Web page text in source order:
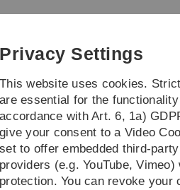
Semester Wintersemester 2013/2014
Privacy Settings
This website uses cookies.
are essential for the
accordance with Art. 6, 1a)
give your consent to a Video
set to offer embedded third-
providers (e.g. YouTube,
protection. You can revoke your